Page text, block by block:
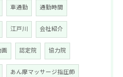
車通勤 通勤時間
江戸川 会社紹介
画 認定院 協力院
あん摩マッサージ指圧師